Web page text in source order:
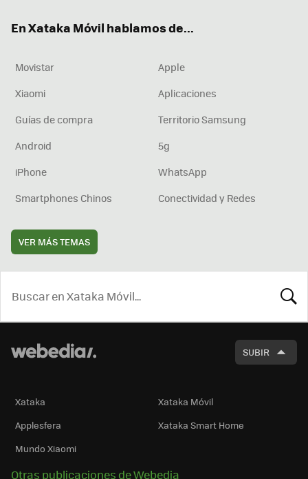
En Xataka Móvil hablamos de...
Movistar
Apple
Xiaomi
Aplicaciones
Guías de compra
Territorio Samsung
Android
5g
iPhone
WhatsApp
Smartphones Chinos
Conectividad y Redes
VER MÁS TEMAS
SUBIR
Xataka
Xataka Móvil
Applesfera
Xataka Smart Home
Mundo Xiaomi
Otras publicaciones de Webedia